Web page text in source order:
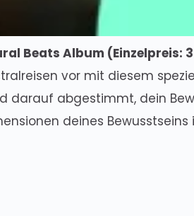
Beats Album (Einzelpreis:
vor mit diesem
darauf abgestimmt, dein
deines